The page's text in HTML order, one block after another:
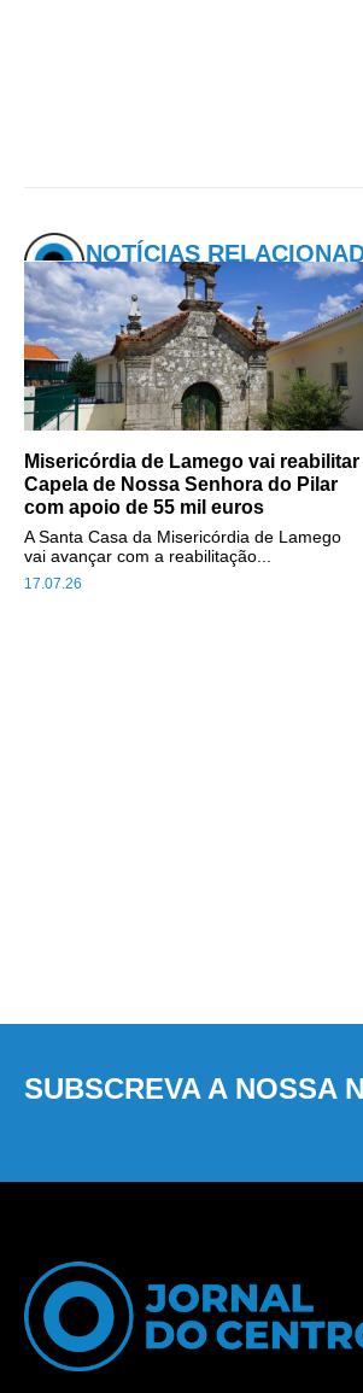
NOTÍCIAS
Misericórdia de Lamego vai reabilitar
Capela de Nossa Senhora do Pilar
com apoio de 55 mil euros
17.07.26
A Santa Casa da Misericórdia de Lamego
vai avançar com a reabilitação...
SUBSCREVA A NOSSA